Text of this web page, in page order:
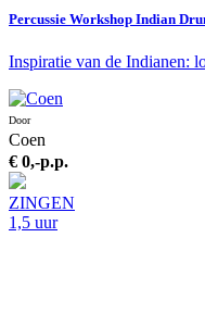
Percussie Workshop Indian
Inspiratie van de Indianen:
Door
Coen
€ 0,-p.p.
ZINGEN
1,5 uur